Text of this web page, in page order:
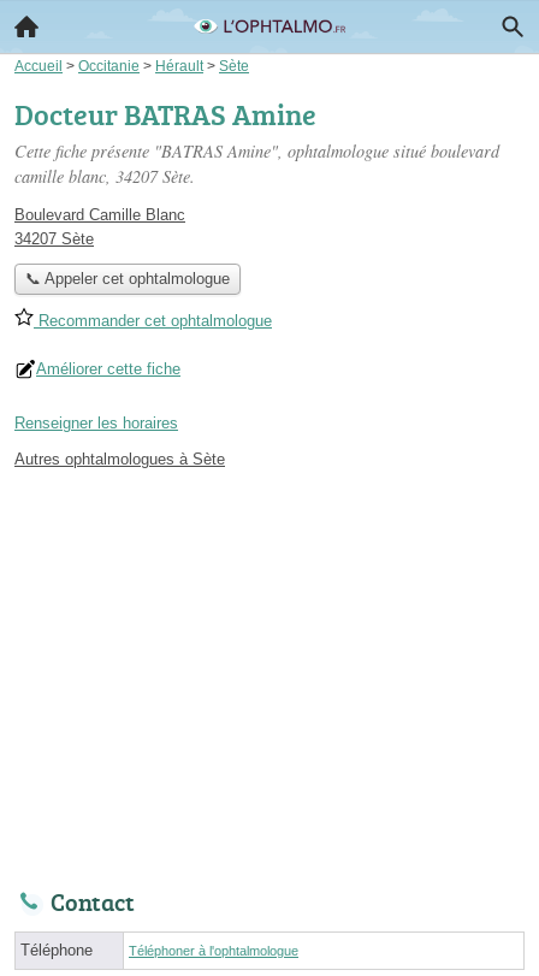
Accueil > Occitanie > Hérault > Sète
Docteur BATRAS Amine
Cette fiche présente "BATRAS Amine", ophtalmologue situé boulevard
camille blanc, 34207 Sète.
Boulevard Camille Blanc
34207 Sète
📞 Appeler cet ophtalmologue
Recommander cet ophtalmologue
Améliorer cette fiche
Renseigner les horaires
Autres ophtalmologues à Sète
Contact
Téléphone Téléphoner à l'ophtalmologue